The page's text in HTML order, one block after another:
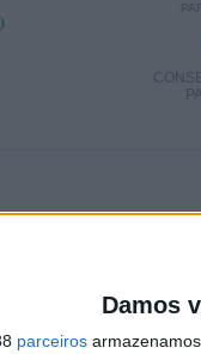
Damos
parceiros